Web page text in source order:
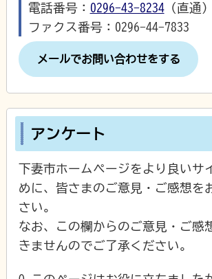
電話番号： 0296-43-8234（直通）
ファクス番号：0296-44-7833
メールでお問い合わせをする
アンケート
下妻市ホームページをより良いサ
めに、皆さまのご意見・ご感想を
さい。
なお、この欄からのご意見・ご感
きませんのでご了承ください。